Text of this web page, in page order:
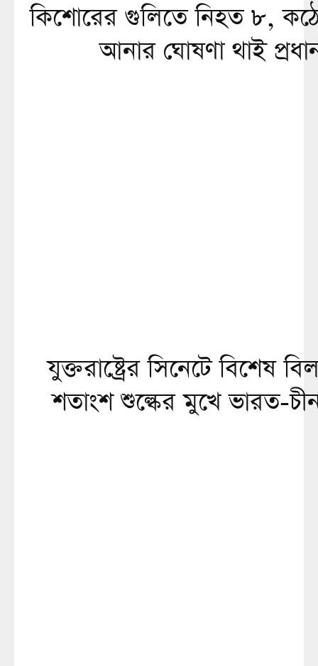
কিশোরের গুলিতে নিহত ৮,
আনার ঘোষণা থাই
যুক্তরাষ্ট্রের সিনেটে বিশেষ
শতাংশ শুল্কের মুখে ভারত-